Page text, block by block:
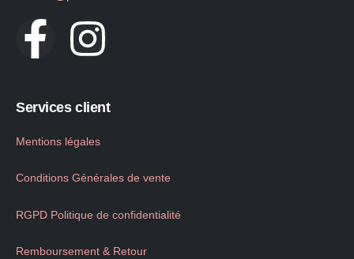
Services client
Mentions légales
Conditions Générales de vente
RGPD Politique de confidentialité
Remboursement & Retour